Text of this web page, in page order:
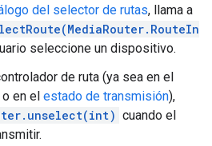
del selector de rutas, llama a
seleccione un dispositivo.
de ruta (ya sea en el
o en el estado de transmisión),
cuando el